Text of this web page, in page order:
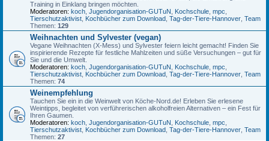
Training in Einklang bringen möchten.
Moderatoren: koch Jugendorganisation-GUTuN Kochschule mpc
Tierschutzaktivist Kochbücher zum Download Tag-der-Tiere-Hannover Team
Themen: 129
Weihnachten und Sylvester (vegan)
Vegane Weihnachten (X-Mess) und Sylvester feiern leicht gemacht! Finden Sie
inspirierende Rezepte für festliche Mahlzeiten und süße Versuchungen – gut für
Sie und die Umwelt.
Moderatoren: koch Jugendorganisation-GUTuN Kochschule mpc
Tierschutzaktivist Kochbücher zum Download Tag-der-Tiere-Hannover Team
Themen: 74
Weinempfehlung
Tauchen Sie ein in die Weinwelt von Köche-Nord.de! Erleben Sie erlesene
Weintipps, begleitet von verführerischen alkoholfreien Alternativen – ein Fest für
Ihren Gaumen.
Moderatoren: koch Jugendorganisation-GUTuN Kochschule mpc
Tierschutzaktivist Kochbücher zum Download Tag-der-Tiere-Hannover Team
Themen: 27